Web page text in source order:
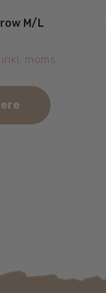
M/L
inkl. moms